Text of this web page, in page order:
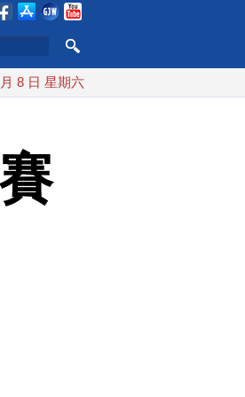
台灣漢光首結合城鎮演習 AIT連續發文
8 日 星期六